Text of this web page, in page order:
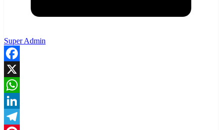
Super Admin
Facebook
X
WhatsApp
LinkedIn